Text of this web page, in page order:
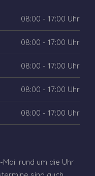
08:00 - 17:00 Uhr
08:00 - 17:00 Uhr
08:00 - 17:00 Uhr
08:00 - 17:00 Uhr
08:00 - 17:00 Uhr
rund um die Uhr